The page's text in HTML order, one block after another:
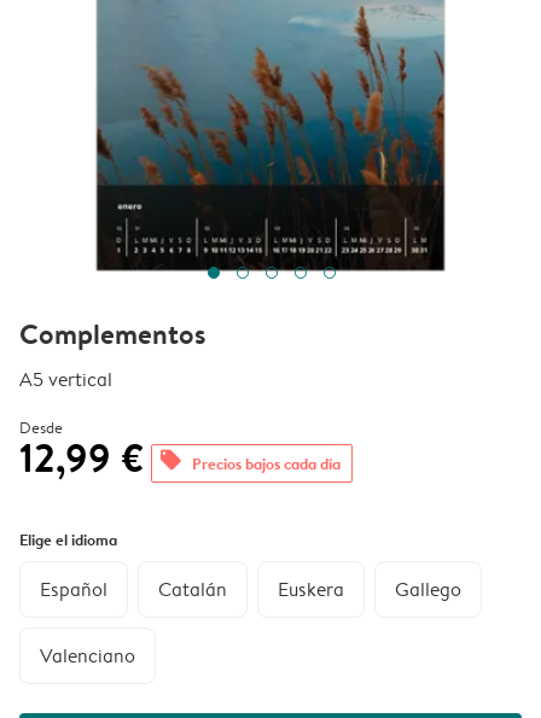
Complementos
A5 vertical
Desde
12,99 € offers Precios bajos cada día
Elige el idioma
Español Catalán Euskera Gallego
Valenciano